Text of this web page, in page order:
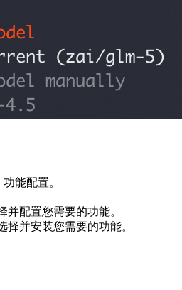
能配置。
并配置您需要的功能。
择并安装您需要的功能。